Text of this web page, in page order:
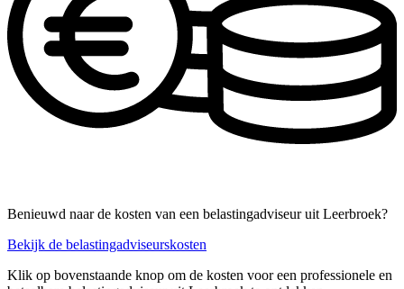
Benieuwd naar de kosten van een belastingadviseur uit Leerbroek?
Bekijk de belastingadviseurskosten
Klik op bovenstaande knop om de kosten voor een professionele en